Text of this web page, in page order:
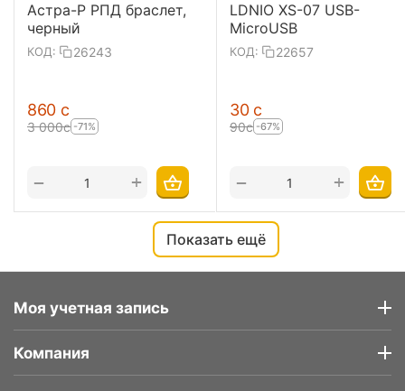
Астра-Р РПД браслет,
черный
КОД: 26243
‍860‍ с
3 000с -71%
+
−
LDNIO XS-07 USB-
MicroUSB
КОД: 22657
‍30‍ с
‍90‍с -67%
+
−
Показать ещё
Моя учетная запись
Компания